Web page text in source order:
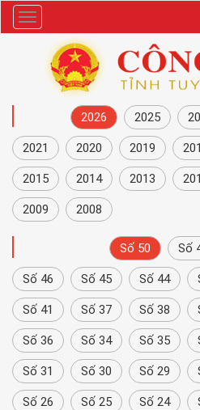
Danh
mục
2026 2025
2021 2020 2019
2015 2014 2013
2009 2008
Số 50 Số
Số 46 Số 45 Số 44
Số 41 Số 37 Số 38
Số 36 Số 34 Số 35
Số 31 Số 30 Số 29
Số 26 Số 25 Số 24